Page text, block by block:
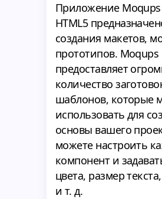
Приложение Moqups
HTML5
создания макетов,
прототипов. Moqups
предоставляет
количество
шаблонов, которые
использовать для
основы вашего
можете настроить
компонент и
цвета, размер
и т. д.